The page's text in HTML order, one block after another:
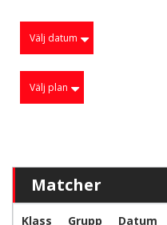
Välj datum
Välj plan
Matcher
Klass Grupp Datum